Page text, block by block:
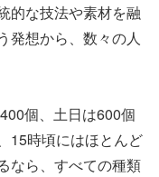
的な技法や素材を融
発想から、数々の人
個、土日は600個
15時頃にはほとんど
なら、すべての種類